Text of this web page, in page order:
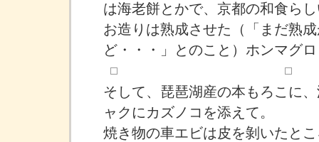
は海老餅とかで、京都の和食ら
お造りは熟成させた（「まだ熟
ど・・・」とのこと）ホンマグ
そして、琵琶湖産の本もろこに
ャクにカズノコを添えて。
焼き物の車エビは皮を剝いたと